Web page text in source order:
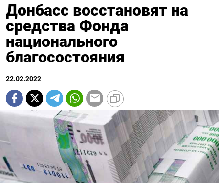
Донбасс восстановят на
средства Фонда
национального
благосостояния
22.02.2022